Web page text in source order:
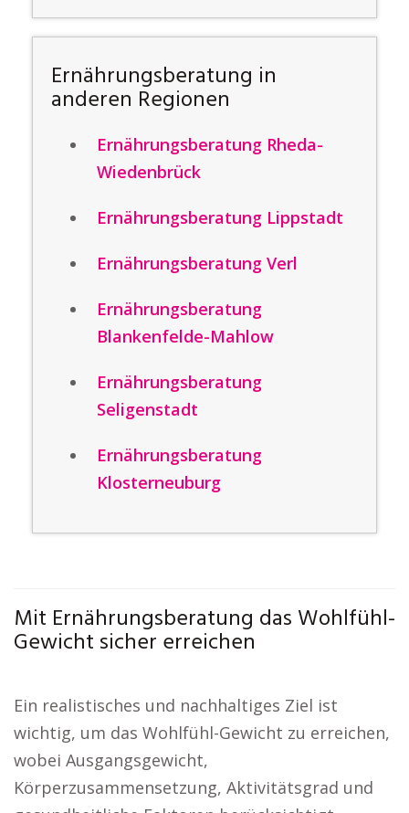
Ernährungsberatung in
anderen Regionen
Ernährungsberatung Rheda-
Wiedenbrück
Ernährungsberatung Lippstadt
Ernährungsberatung Verl
Ernährungsberatung
Blankenfelde-Mahlow
Ernährungsberatung
Seligenstadt
Ernährungsberatung
Klosterneuburg
Mit Ernährungsberatung das Wohlfühl-
Gewicht sicher erreichen
Ein realistisches und nachhaltiges Ziel ist
wichtig, um das Wohlfühl-Gewicht zu erreichen,
wobei Ausgangsgewicht,
Körperzusammensetzung, Aktivitätsgrad und